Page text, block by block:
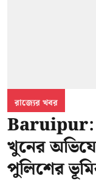
রাজ্যের খবর
Baruipur:
খুনের
পুলিশের